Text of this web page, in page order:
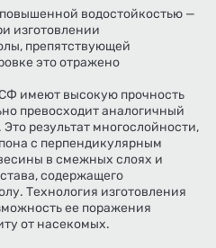
водостойкостью —
изготовлении
препятствующей
это отражено
имеют высокую прочность
превосходит аналогичный
результат многослойности,
с перпендикулярным
в смежных слоях и
содержащего
Технология изготовления
ее поражения
от насекомых.